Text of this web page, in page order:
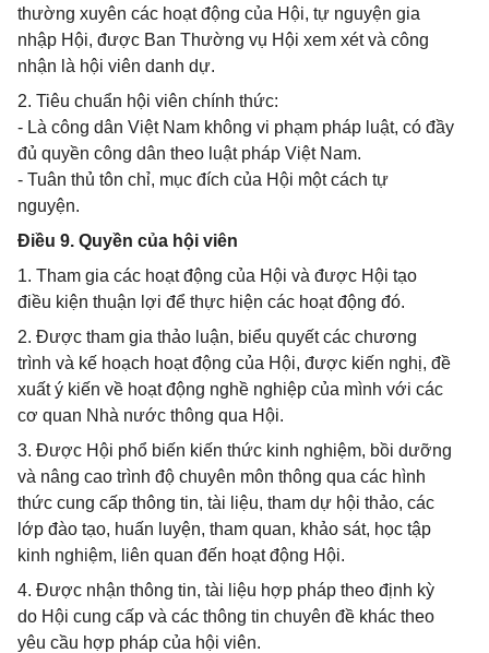
thường xuyên các hoạt động của Hội, tự nguyện gia
nhập Hội, được Ban Thường vụ Hội xem xét và công
nhận là hội viên danh dự.
2. Tiêu chuẩn hội viên chính thức:
- Là công dân Việt Nam không vi phạm pháp luật, có đầy
đủ quyền công dân theo luật pháp Việt Nam.
- Tuân thủ tôn chỉ, mục đích của Hội một cách tự
nguyện.
Điều 9. Quyền của hội viên
1. Tham gia các hoạt động của Hội và được Hội tạo
điều kiện thuận lợi để thực hiện các hoạt động đó.
2. Được tham gia thảo luận, biểu quyết các chương
trình và kế hoạch hoạt động của Hội, được kiến nghị, đề
xuất ý kiến về hoạt động nghề nghiệp của mình với các
cơ quan Nhà nước thông qua Hội.
3. Được Hội phổ biến kiến thức kinh nghiệm, bồi dưỡng
và nâng cao trình độ chuyên môn thông qua các hình
thức cung cấp thông tin, tài liệu, tham dự hội thảo, các
lớp đào tạo, huấn luyện, tham quan, khảo sát, học tập
kinh nghiệm, liên quan đến hoạt động Hội.
4. Được nhận thông tin, tài liệu hợp pháp theo định kỳ
do Hội cung cấp và các thông tin chuyên đề khác theo
yêu cầu hợp pháp của hội viên.